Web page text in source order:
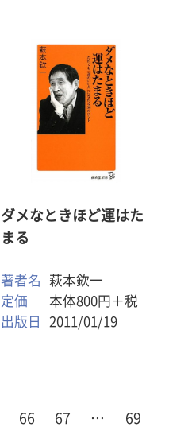
ダメなときほど運はた
まる
著者名
萩本欽一
定価
本体800円＋税
出版日
2011/01/19
66 67 … 69